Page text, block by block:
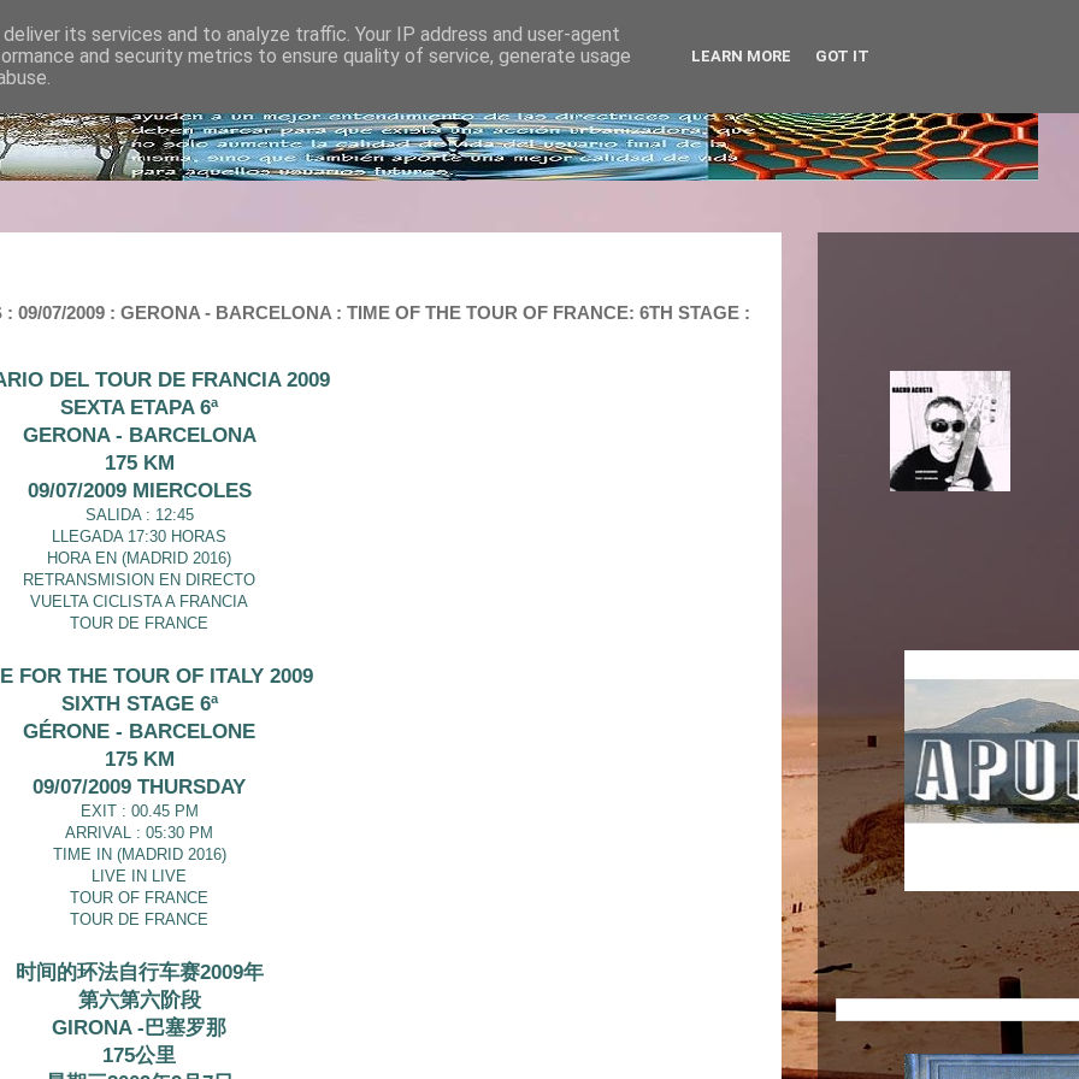
09/07/2009 : GERONA - BARCELONA : TIME OF THE TOUR OF FRANCE: 6TH STAGE :
DEL TOUR DE FRANCIA 2009
SEXTA ETAPA 6ª
GERONA - BARCELONA
175 KM
09/07/2009 MIERCOLES
SALIDA : 12:45
LLEGADA 17:30 HORAS
HORA EN (MADRID 2016)
RETRANSMISION EN DIRECTO
VUELTA CICLISTA A FRANCIA
TOUR DE FRANCE
FOR THE TOUR OF ITALY 2009
SIXTH STAGE 6ª
GÉRONE - BARCELONE
175 KM
09/07/2009 THURSDAY
EXIT : 00.45 PM
ARRIVAL : 05:30 PM
TIME IN (MADRID 2016)
LIVE IN LIVE
TOUR OF FRANCE
TOUR DE FRANCE
时间的环法自行车赛2009年
第六第六阶段
GIRONA -巴塞罗那
175公里
its services and to analyze traffic. Your IP address and user-agent
and security metrics to ensure quality of service, generate usage
LEARN MORE GOT IT